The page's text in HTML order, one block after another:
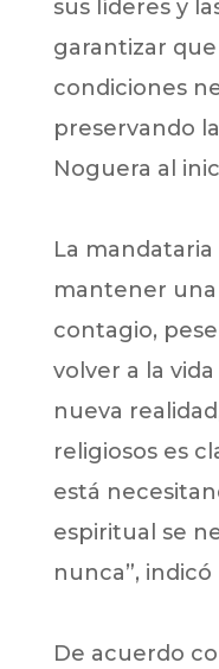
sus líderes y
garantizar
condiciones
preservando
Noguera al
La
mantener una
contagio,
volver a la
nueva
religiosos es
está
espiritual se
nunca”,
De acuerdo